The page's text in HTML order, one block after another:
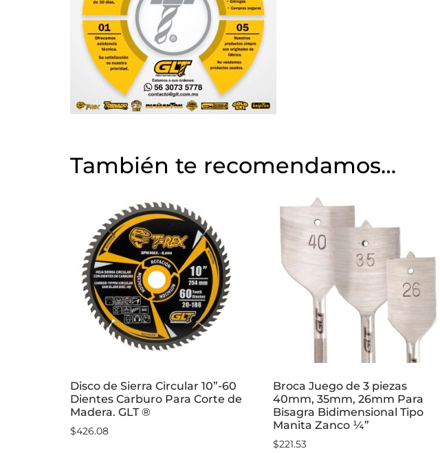
También te recomendamos…
Disco de Sierra Circular 10”-60
Dientes Carburo Para Corte de
Madera. GLT ®
$426.08
Broca Juego de 3 piezas
40mm, 35mm, 26mm Para
Bisagra Bidimensional Tipo
Manita Zanco ¼”
$221.53